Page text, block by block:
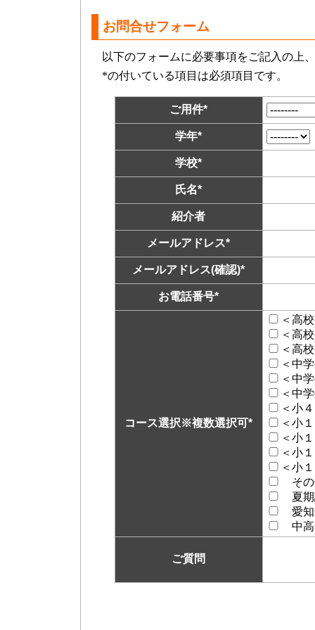
お問合せフォーム
以下のフォームに必要事項をご記入の上
*の付いている項目は必須項目です。
ご用件*
学年*
学校*
氏名*
紹介者
メールアドレス*
メールアドレス(確認)*
お電話番号*
コース選択※複数選択可*
＜高
＜高
＜高
＜中
＜中
＜中
＜小
＜小
＜小
＜小
＜小
その
夏期
愛知
中高
ご質問